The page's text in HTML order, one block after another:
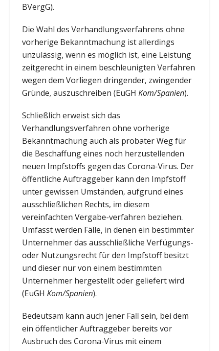
BVergG).
Die Wahl des Verhandlungsverfahrens ohne
vorherige Bekanntmachung ist allerdings
unzulässig, wenn es möglich ist, eine Leistung
zeitgerecht in einem beschleunigten Verfahren
wegen dem Vorliegen dringender, zwingender
Gründe, auszuschreiben (EuGH Kom/Spanien).
Schließlich erweist sich das
Verhandlungsverfahren ohne vorherige
Bekanntmachung auch als probater Weg für
die Beschaffung eines noch herzustellenden
neuen Impfstoffs gegen das Corona-Virus. Der
öffentliche Auftraggeber kann den Impfstoff
unter gewissen Umständen, aufgrund eines
ausschließlichen Rechts, im diesem
vereinfachten Vergabe-verfahren beziehen.
Umfasst werden Fälle, in denen ein bestimmter
Unternehmer das ausschließliche Verfügungs-
oder Nutzungsrecht für den Impfstoff besitzt
und dieser nur von einem bestimmten
Unternehmer hergestellt oder geliefert wird
(EuGH Kom/Spanien).
Bedeutsam kann auch jener Fall sein, bei dem
ein öffentlicher Auftraggeber bereits vor
Ausbruch des Corona-Virus mit einem